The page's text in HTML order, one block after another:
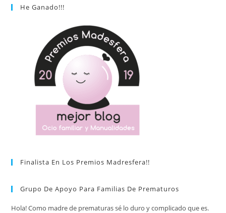
He Ganado!!!
Finalista En Los Premios Madresfera!!
Grupo De Apoyo Para Familias De Prematuros
Hola! Como madre de prematuras sé lo duro y complicado que es.